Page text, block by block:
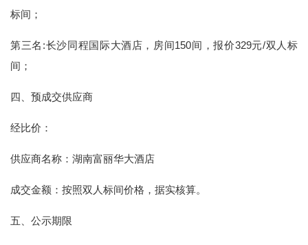
标间；
第三名:长沙同程国际大酒店，房间150间，报价329元/双人标
间；
四、预成交供应商
经比价：
供应商名称：湖南富丽华大酒店
成交金额：按照双人标间价格，据实核算。
五、公示期限